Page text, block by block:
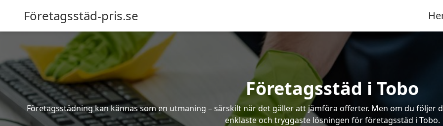
Företagsstäd-pris.se
Företagsstäd i Tobo
Företagsstädning kan kännas som en utmaning – särskilt när det gäller att jämföra offerter. Men om du
enklaste och tryggaste lösningen för företagsstäd i Tobo.